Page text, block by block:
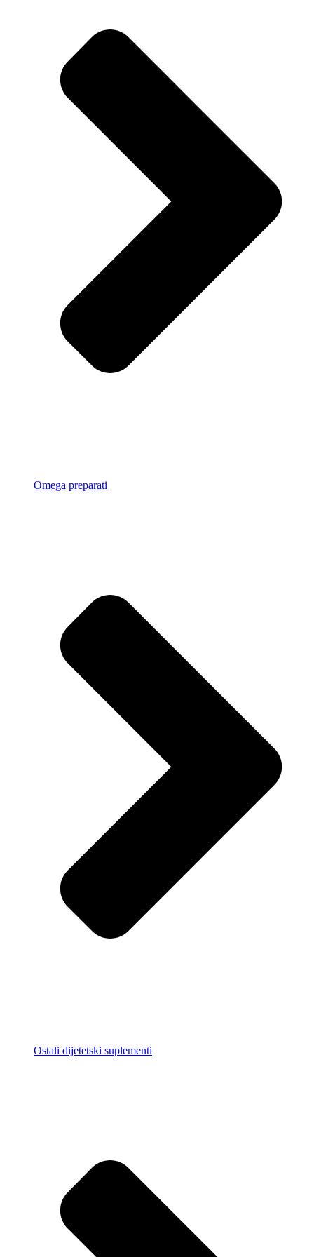
Omega preparati
Ostali dijetetski suplementi